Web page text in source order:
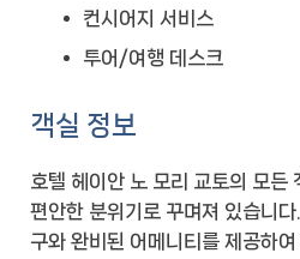
컨시어지 서비스
투어/여행 데스크
객실 정보
호텔 헤이안 노 모리 교토의 모든
편안한 분위기로 꾸며져 있습니
구와 완비된 어메니티를 제공하